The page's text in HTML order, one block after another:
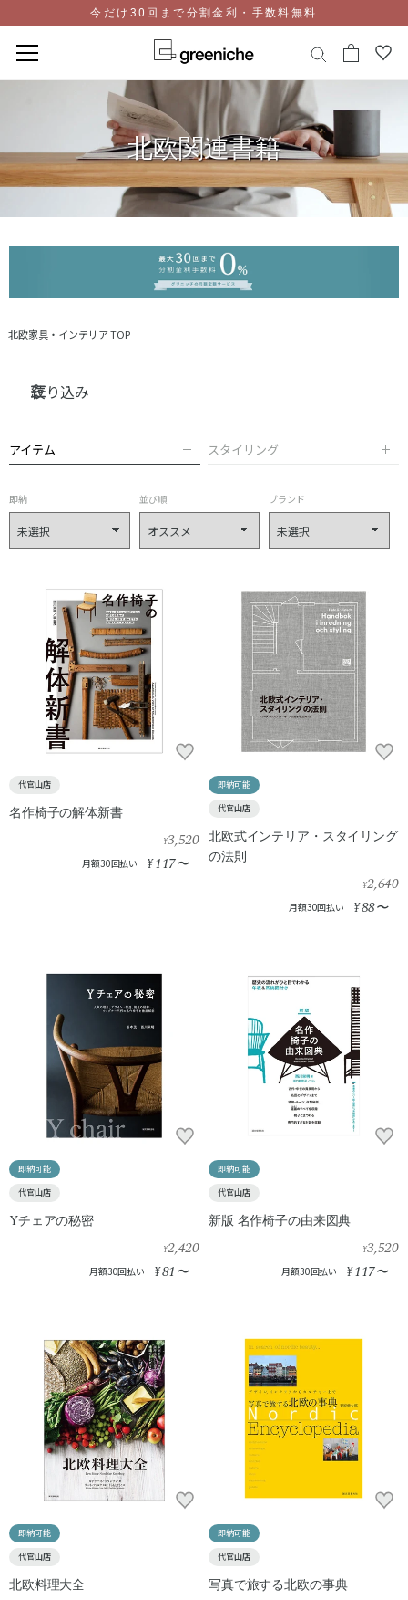
ツ
に
キ
ッ
今だけ30回まで分割金利・手数料無料
北欧関連書籍
北欧家具・インテリア TOP
絞り込み
アイテム スタイリング
即納 並び順 ブランド
代官山店
名作椅子の解体新書
¥3,520
月額30回払い ¥117〜
即納可能
代官山店
北欧式インテリア・スタイリング
の法則
¥2,640
月額30回払い ¥88〜
即納可能
代官山店
Yチェアの秘密
¥2,420
月額30回払い ¥81〜
即納可能
代官山店
新版 名作椅子の由来図典
¥3,520
月額30回払い ¥117〜
即納可能
代官山店
北欧料理大全
即納可能
代官山店
写真で旅する北欧の事典